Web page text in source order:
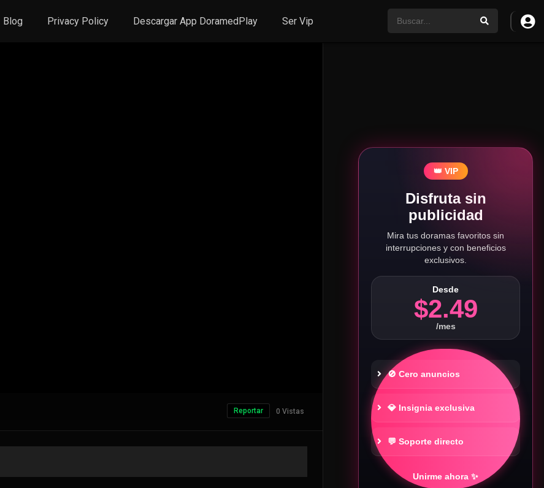
Blog Privacy Policy Descargar App DoramedPlay Ser Vip
0 Vistas
Reportar
👑 VIP
Disfruta sin
publicidad
Mira tus doramas favoritos sin
interrupciones y con beneficios
exclusivos.
Desde
$2.49
/mes
🚫 Cero anuncios
💎 Insignia exclusiva
💬 Soporte directo
Unirme ahora ✨